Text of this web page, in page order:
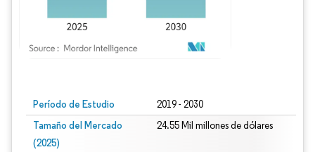
Período de Estudio 2019 - 2030
Tamaño del Mercado
(2025)
24.55 Mil millones de dólares